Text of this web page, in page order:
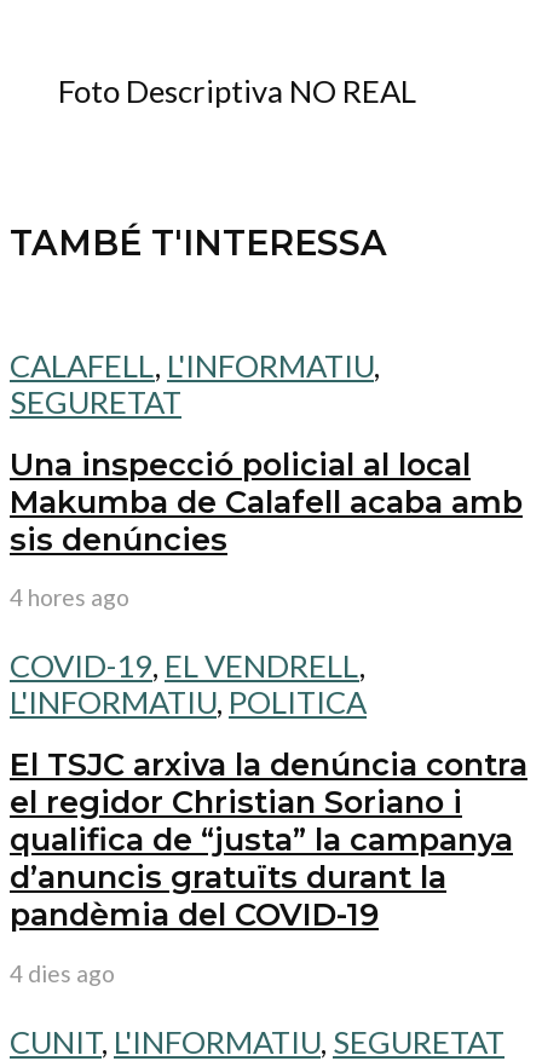
Foto Descriptiva NO REAL
TAMBÉ T'INTERESSA
CALAFELL , L'INFORMATIU,
SEGURETAT
Una inspecció policial al local
Makumba de Calafell acaba amb
sis denúncies
4 hores ago
COVID-19, EL VENDRELL,
L'INFORMATIU, POLITICA
El TSJC arxiva la denúncia contra
el regidor Christian Soriano i
qualifica de “justa” la campanya
d’anuncis gratuïts durant la
pandèmia del COVID-19
4 dies ago
CUNIT, L'INFORMATIU, SEGURETAT